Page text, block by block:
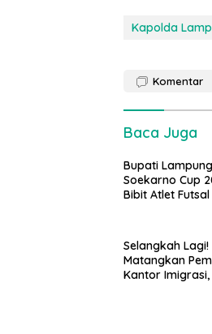
Kapolda
Komentar
Baca Juga
Bupati
Soekarno Cup
Bibit Atlet
Selangkah
Matangkan
Kantor